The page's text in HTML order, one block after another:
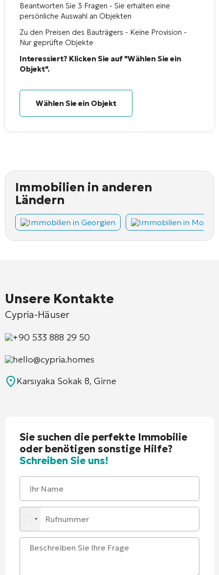
Beantworten Sie 3 Fragen - Sie erhalten eine
persönliche Auswahl an Objekten
Zu den Preisen des Bauträgers - Keine Provision -
Nur geprüfte Objekte
Interessiert? Klicken Sie auf "Wählen Sie ein
Objekt".
Wählen Sie ein Objekt
Immobilien in anderen
Ländern
Immobilien in Georgien Immobilien in
Unsere Kontakte
Cypria-Häuser
+90 533 888 29 50
hello@cypria.homes
Karsıyaka Sokak 8, Girne
Sie suchen die perfekte Immobilie
oder benötigen sonstige Hilfe?
Schreiben Sie uns!